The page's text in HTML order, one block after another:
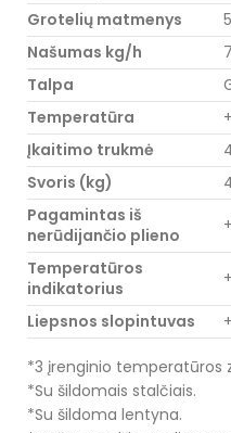
Grotelių matmenys
Našumas kg/h
Talpa
Temperatūra
Įkaitimo trukmė
Svoris (kg)
Pagamintas iš
nerūdijančio plieno
+
Temperatūros
indikatorius
+
Liepsnos slopintuvas
+
*3 įrenginio temperatūros
*Su šildomais stalčiais.
*Su šildoma lentyna.